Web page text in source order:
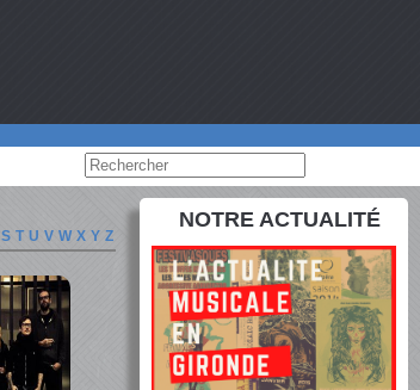
S T U V W X Y Z
NOTRE ACTUALITÉ